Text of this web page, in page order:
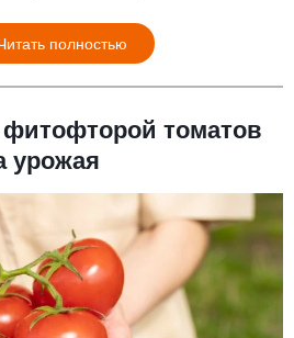
полностью
фитофторой томатов
урожая